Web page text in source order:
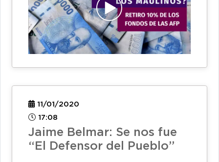
11/01/2020
17:08
Jaime Belmar: Se nos fue
“El Defensor del Pueblo”